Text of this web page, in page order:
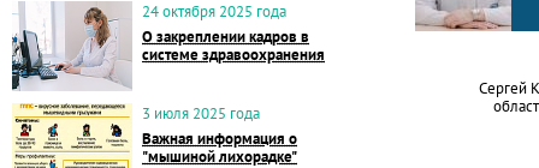
24 октября 2025 года
О закреплении кадров в
системе здравоохранения
3 июля 2025 года
Важная информация о
"мышиной лихорадке"
Сергей